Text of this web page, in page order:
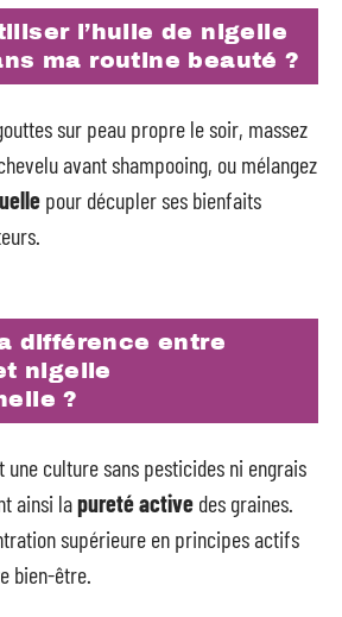
l’huile de nigelle
ma routine beauté ?
sur peau propre le soir, massez
avant shampooing, ou mélangez
pour décupler ses bienfaits
différence entre
nigelle
?
une culture sans pesticides ni engrais
ainsi lapureté active des graines.
supérieure en principes actifs
bien-être.